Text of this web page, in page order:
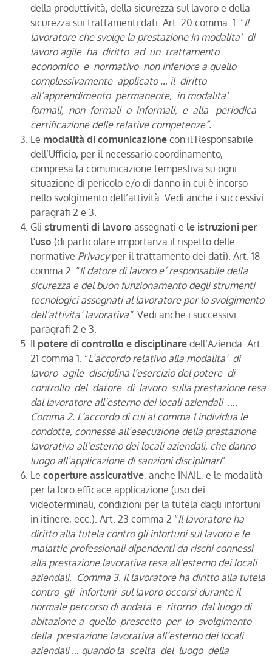
della produttività, della sicurezza sul lavoro e della
sicurezza sui trattamenti dati. Art. 20 comma 1. “Il
lavoratore che svolge la prestazione in modalita’ di
lavoro agile ha diritto ad un trattamento
economico e normativo non inferiore a quello
complessivamente applicato … il diritto
all’apprendimento permanente, in modalita’
formali, non formali o informali, e alla periodica
certificazione delle relative competenze”.
Le modalità di comunicazione con il Responsabile
dell’Ufficio, per il necessario coordinamento,
compresa la comunicazione tempestiva su ogni
situazione di pericolo e/o di danno in cui è incorso
nello svolgimento dell’attività. Vedi anche i successivi
paragrafi 2 e 3.
Gli strumenti di lavoro assegnati e le istruzioni per
l’uso (di particolare importanza il rispetto delle
normative Privacyper il trattamento dei dati). Art. 18
comma 2. “Il datore di lavoro e’ responsabile della
sicurezza e del buon funzionamento degli strumenti
tecnologici assegnati al lavoratore per lo svolgimento
dell’attivita’ lavorativa”. Vedi anche i successivi
paragrafi 2 e 3.
Il potere di controllo e disciplinare dell’Azienda. Art.
21 comma 1. “L’accordo relativo alla modalita’ di
lavoro agile disciplina l’esercizio del potere di
controllo del datore di lavoro sulla prestazione resa
dal lavoratore all’esterno dei locali aziendali ….
Comma 2. L’accordo di cui al comma 1 individua le
condotte, connesse all’esecuzione della prestazione
lavorativa all’esterno dei locali aziendali, che danno
luogo all’applicazione di sanzioni disciplinari”.
Le coperture assicurative, anche INAIL, e le modalità
per la loro efficace applicazione (uso dei
videoterminali, condizioni per la tutela dagli infortuni
in itinere, ecc.). Art. 23 comma 2 “Il lavoratore ha
diritto alla tutela contro gli infortuni sul lavoro e le
malattie professionali dipendenti da rischi connessi
alla prestazione lavorativa resa all’esterno dei locali
aziendali. Comma 3. Il lavoratore ha diritto alla tutela
contro gli infortuni sul lavoro occorsi durante il
normale percorso di andata e ritorno dal luogo di
abitazione a quello prescelto per lo svolgimento
della prestazione lavorativa all’esterno dei locali
aziendali … quando la scelta del luogo della